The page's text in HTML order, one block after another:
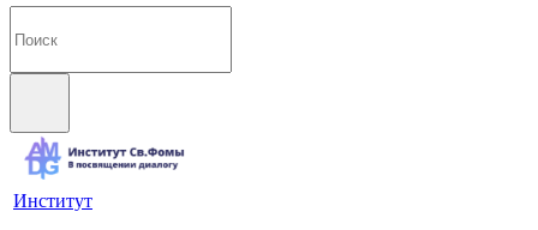
Институт